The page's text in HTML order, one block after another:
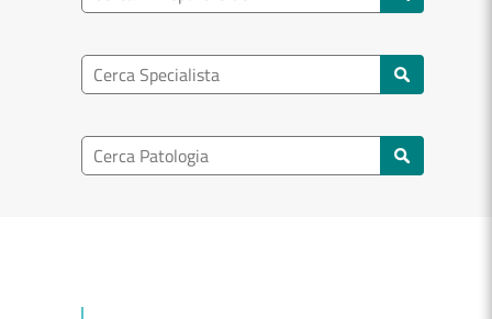
Ricerca specialisti
Ricerca nel patologia